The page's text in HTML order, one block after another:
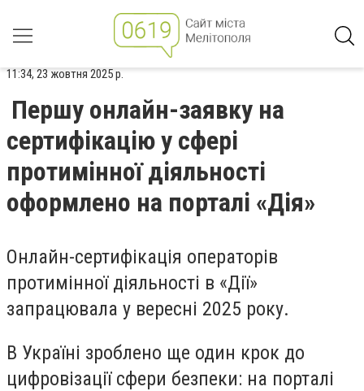
11:34, 23 жовтня 2025 р.
Першу онлайн-заявку на
сертифікацію у сфері
протимінної діяльності
оформлено на порталі «Дія»
Онлайн-сертифікація операторів
протимінної діяльності в «Дії»
запрацювала у вересні 2025 року.
В Україні зроблено ще один крок до
цифровізації сфери безпеки: на порталі